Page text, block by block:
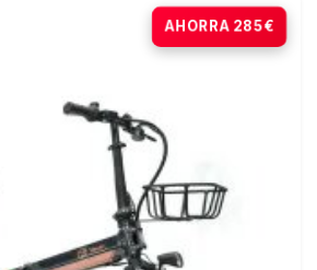
AHORRA 285€
-20%